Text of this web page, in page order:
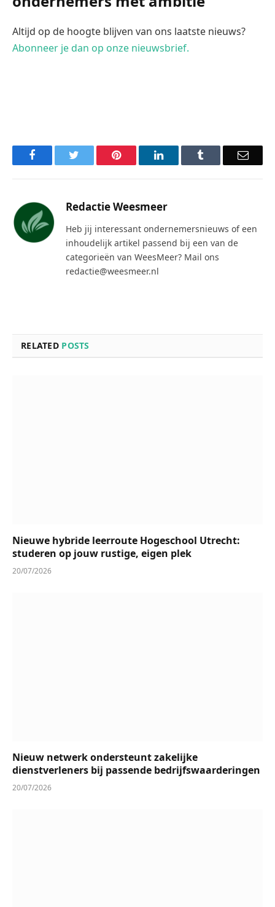
Altijd op de hoogte blijven van ons laatste nieuws?
Abonneer je dan op onze nieuwsbrief.
Facebook Pinterest LinkedIn Email
Redactie Weesmeer
Heb jij interessant ondernemersnieuws of een
inhoudelijk artikel passend bij een van de
categorieën van WeesMeer? Mail ons
redactie@weesmeer.nl
RELATED POSTS
Nieuwe hybride leerroute Hogeschool Utrecht:
studeren op jouw rustige, eigen plek
20/07/2026
Nieuw netwerk ondersteunt zakelijke
dienstverleners bij passende bedrijfswaarderingen
20/07/2026